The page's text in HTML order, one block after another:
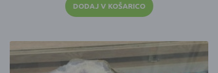
DODAJ V KOŠARICO